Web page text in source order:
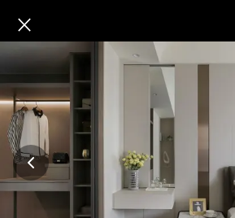
朝暮絮語|現代風|35坪
×